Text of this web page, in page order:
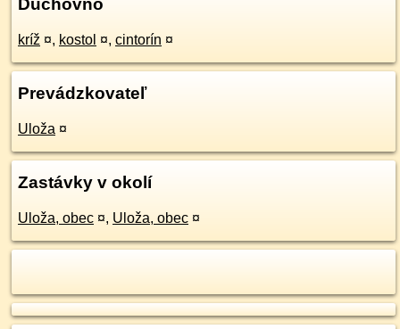
Duchovno
kríž ¤, kostol ¤, cintorín ¤
Prevádzkovateľ
Uloža ¤
Zastávky v okolí
Uloža, obec ¤, Uloža, obec ¤